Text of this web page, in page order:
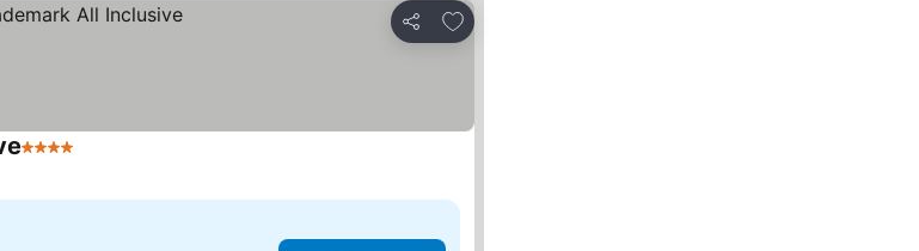
Deli
Dodati u favorite
4 Zvezdice